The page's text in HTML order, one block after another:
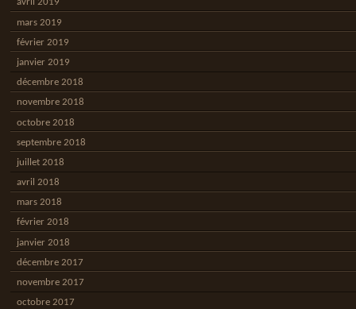
avril 2019
mars 2019
février 2019
janvier 2019
décembre 2018
novembre 2018
octobre 2018
septembre 2018
juillet 2018
avril 2018
mars 2018
février 2018
janvier 2018
décembre 2017
novembre 2017
octobre 2017